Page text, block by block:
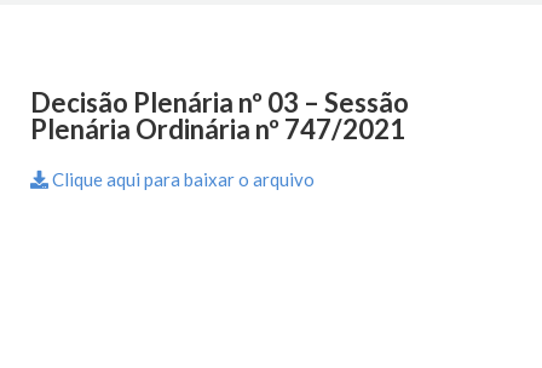
Decisão Plenária nº 03 – Sessão
Plenária Ordinária nº 747/2021
Clique aqui para baixar o arquivo